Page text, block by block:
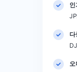
인
다
오